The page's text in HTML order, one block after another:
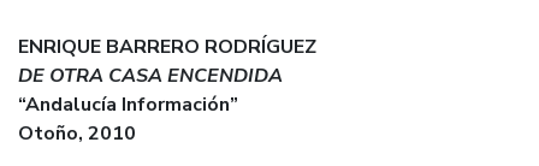
ENRIQUE BARRERO RODRÍGUEZ
DE OTRA CASA ENCENDIDA
“Andalucía Información”
Otoño, 2010